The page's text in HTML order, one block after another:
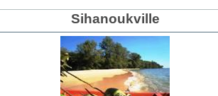
Sihanoukville